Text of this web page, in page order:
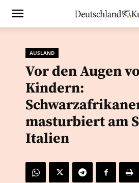
AUSLAND
Vor den Augen
Kindern:
masturbiert am
Italien